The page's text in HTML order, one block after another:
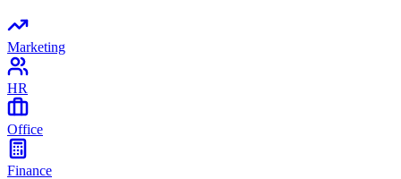
Marketing
HR
Office
Finance